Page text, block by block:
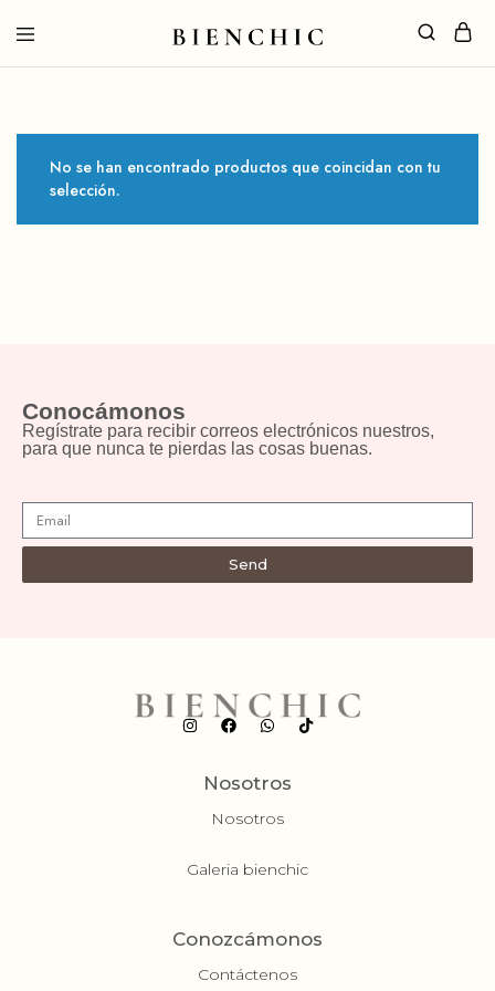
No se han encontrado productos que coincidan con tu
selección.
Conocámonos
Regístrate para recibir correos electrónicos nuestros,
para que nunca te pierdas las cosas buenas.
Send
Nosotros
Nosotros
Galeria bienchic
Conozcámonos
Contáctenos